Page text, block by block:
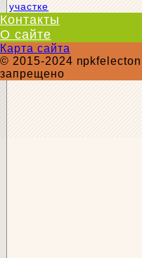
участке
Контакты
О сайте
Карта сайта
© 2015-2024
запрещено